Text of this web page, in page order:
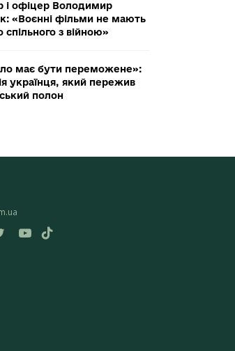
і офіцер Володимир
«Воєнні фільми не мають
спільного з війною»
має бути переможене»:
українця, який пережив
полон